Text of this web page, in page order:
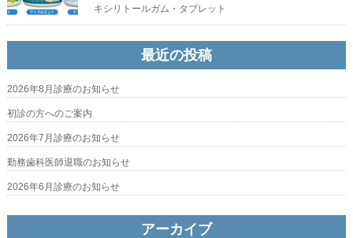
キシリトールガム・タブレット
最近の投稿
2026年8月診療のお知らせ
初診の方へのご案内
2026年7月診療のお知らせ
勤務歯科医師退職のお知らせ
2026年6月診療のお知らせ
アーカイブ